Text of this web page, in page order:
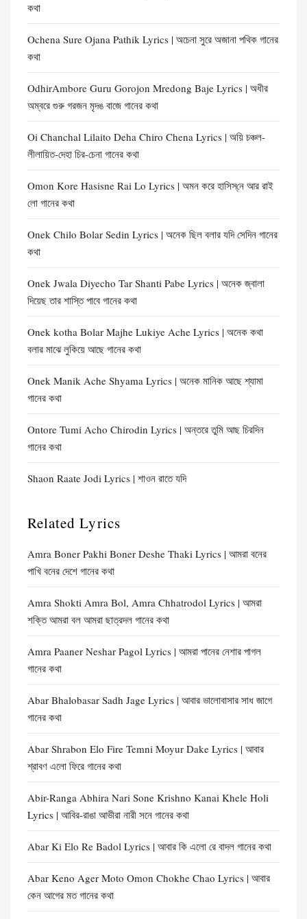
কথা
Ochena Sure Ojana Pathik Lyrics | অচেনা সুরে অজানা পথিক গানের
কথা
OdhirAmbore Guru Gorojon Mredong Baje Lyrics | অধীর
অম্বরে গুরু গরজন মৃদঙ বাজে গানের কথা
Oi Chanchal Lilaito Deha Chiro Chena Lyrics | অয়ি চঞ্চল-
লীলায়িত-দেহা চির-চেনা গানের কথা
Omon Kore Hasisne Rai Lo Lyrics | অমন করে হাসিস্‌নে আর রাই
লো গানের কথা
Onek Chilo Bolar Sedin Lyrics | অনেক ছিল বলার যদি সেদিন গানের
কথা
Onek Jwala Diyecho Tar Shanti Pabe Lyrics | অনেক জ্বালা
দিয়েছ তার শাস্তি পাবে গানের কথা
Onek kotha Bolar Majhe Lukiye Ache Lyrics | অনেক কথা
বলার মাঝে লুকিয়ে আছে গানের কথা
Onek Manik Ache Shyama Lyrics | অনেক মানিক আছে শ্যামা
গানের কথা
Ontore Tumi Acho Chirodin Lyrics | অন্তরে তুমি আছ চিরদিন
গানের কথা
Shaon Raate Jodi Lyrics | শাওন রাতে যদি
Related Lyrics
Amra Boner Pakhi Boner Deshe Thaki Lyrics | আমরা বনের
পাখি বনের দেশে গানের কথা
Amra Shokti Amra Bol, Amra Chhatrodol Lyrics | আমরা
শক্তি আমরা বল আমরা ছাত্রদল গানের কথা
Amra Paaner Neshar Pagol Lyrics | আমরা পানের নেশার পাগল
গানের কথা
Abar Bhalobasar Sadh Jage Lyrics | আবার ভালোবাসার সাধ জাগে
গানের কথা
Abar Shrabon Elo Fire Temni Moyur Dake Lyrics | আবার
শ্রাবণ এলো ফিরে গানের কথা
Abir-Ranga Abhira Nari Sone Krishno Kanai Khele Holi
Lyrics | আবির-রাঙা আভীরা নারী সনে গানের কথা
Abar Ki Elo Re Badol Lyrics | আবার কি এলো রে বাদল গানের কথা
Abar Keno Ager Moto Omon Chokhe Chao Lyrics | আবার
কেন আগের মত গানের কথা